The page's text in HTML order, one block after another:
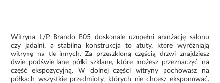
Witryna L/P Brando B05 doskonale uzupełni aranżację salonu
czy jadalni, a stabilna konstrukcja to atuty, które wyróżniają
witrynę na tle innych. Za przeszkloną częścią drzwi znajdziesz
dwie podświetlane półki szklane, które możesz przeznaczyć na
część ekspozycyjną. W dolnej części witryny pochowasz na
półkach wszystkie przedmioty, których nie chcesz eksponować.